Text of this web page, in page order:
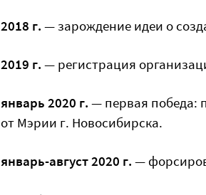
2018 г. — зарождение идеи о
2019 г. — регистрация
январь 2020 г. — первая победа:
от Мэрии г. Новосибирска.
январь-август 2020 г. —